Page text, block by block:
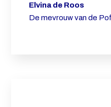
Elvina de Roos
De mevrouw van de